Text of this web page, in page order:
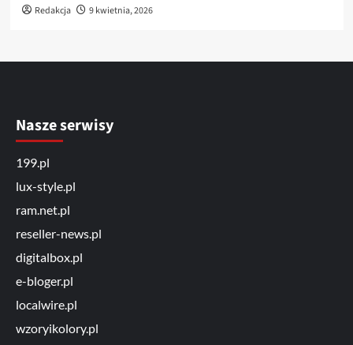
Redakcja 9 kwietnia, 2026
Nasze serwisy
199.pl
lux-style.pl
ram.net.pl
reseller-news.pl
digitalbox.pl
e-bloger.pl
localwire.pl
wzoryikolory.pl